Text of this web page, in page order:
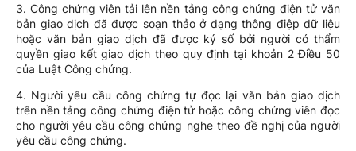
3. Công chứng viên tải lên nền tảng công chứng điện tử văn
bản giao dịch đã được soạn thảo ở dạng thông điệp dữ liệu
hoặc văn bản giao dịch đã được ký số bởi người có thẩm
quyền giao kết giao dịch theo quy định tại khoản 2 Điều 50
của Luật Công chứng.
4. Người yêu cầu công chứng tự đọc lại văn bản giao dịch
trên nền tảng công chứng điện tử hoặc công chứng viên đọc
cho người yêu cầu công chứng nghe theo đề nghị của người
yêu cầu công chứng.